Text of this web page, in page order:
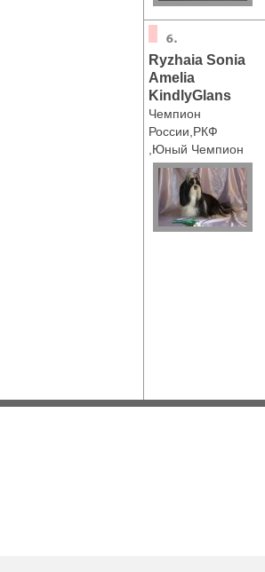
Ryzhaia Sonia
Amelia
KindlyGlans
Чемпион
России,РКФ
,Юный Чемпион